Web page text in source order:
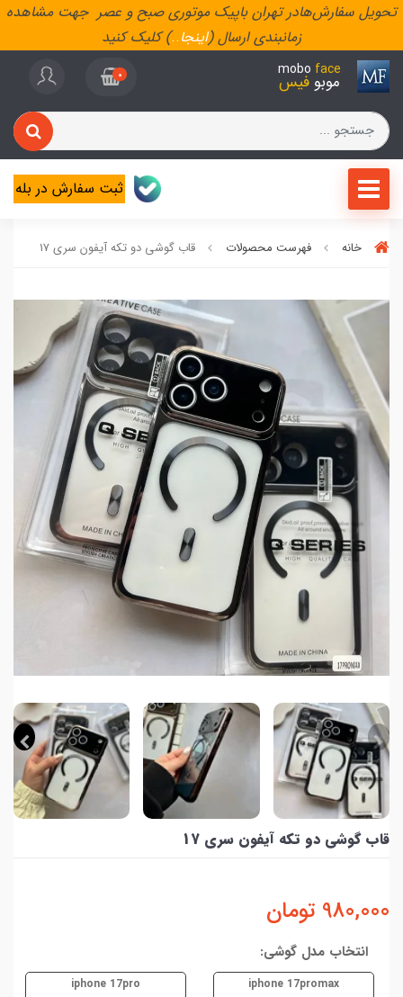
تحویل سفارش‌هادر تهران باپیک موتوری صبح و عصر جهت مشاهده
زمانبندی ارسال (اینجا..) کلیک کنید
mobo face
موبو فیس 0
ثبت سفارش در بله
خانه فهرست محصولات قاب گوشی دو تکه آیفون سری 17
قاب گوشی دو تکه آیفون سری 17
980,000 تومان
انتخاب مدل گوشی:
iphone 17promax
iphone 17pro